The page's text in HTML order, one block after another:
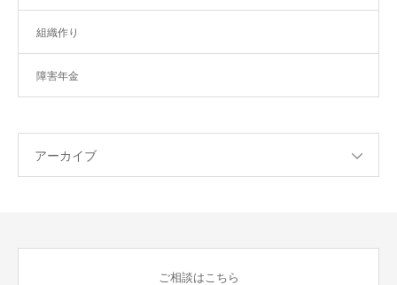
組織作り
障害年金
アーカイブ
ご相談はこちら